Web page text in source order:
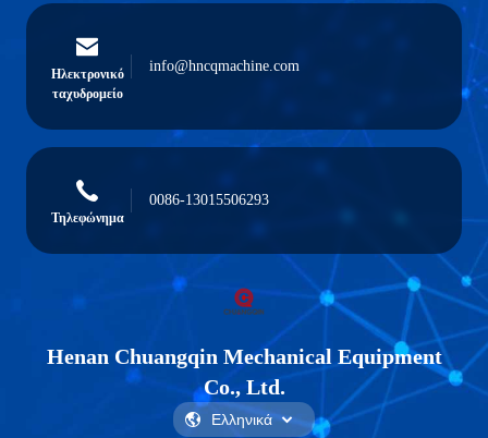
Ηλεκτρονικό
ταχυδρομείο
info@hncqmachine.com
Τηλεφώνημα
0086-13015506293
Henan Chuangqin Mechanical Equipment
Co., Ltd.